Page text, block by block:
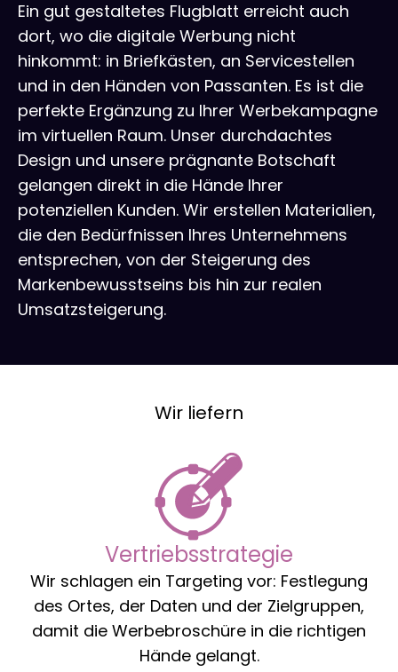
Ein gut gestaltetes Flugblatt erreicht auch
dort, wo die digitale Werbung nicht
hinkommt: in Briefkästen, an Servicestellen
und in den Händen von Passanten. Es ist die
perfekte Ergänzung zu Ihrer Werbekampagne
im virtuellen Raum. Unser durchdachtes
Design und unsere prägnante Botschaft
gelangen direkt in die Hände Ihrer
potenziellen Kunden. Wir erstellen Materialien,
die den Bedürfnissen Ihres Unternehmens
entsprechen, von der Steigerung des
Markenbewusstseins bis hin zur realen
Umsatzsteigerung.
Wir liefern
Vertriebsstrategie
Wir schlagen ein Targeting vor: Festlegung
des Ortes, der Daten und der Zielgruppen,
damit die Werbebroschüre in die richtigen
Hände gelangt.